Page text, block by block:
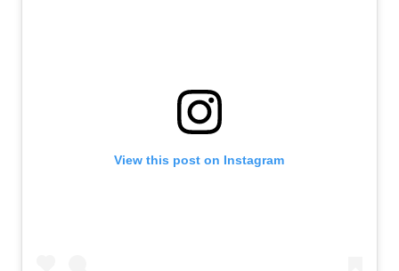
View this post on Instagram